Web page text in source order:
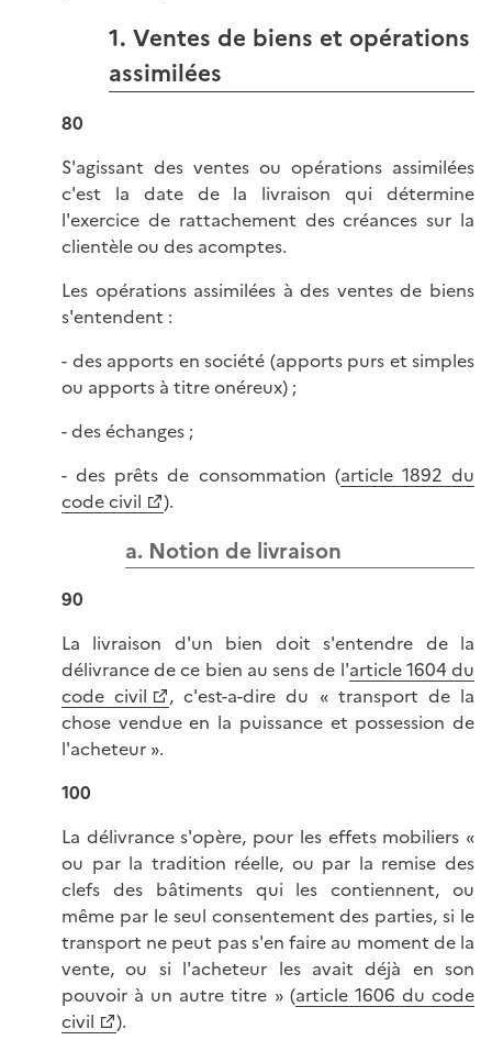
1. Ventes de biens et opérations
assimilées
80
S'agissant des ventes ou opérations assimilées
c'est la date de la livraison qui détermine
l'exercice de rattachement des créances sur la
clientèle ou des acomptes.
Les opérations assimilées à des ventes de biens
s'entendent :
- des apports en société (apports purs et simples
ou apports à titre onéreux) ;
- des échanges ;
- des prêts de consommation (article 1892 du
code civil
).
a. Notion de livraison
90
La livraison d'un bien doit s'entendre de la
délivrance de ce bien au sens de l'article 1604 du
code civil
, c'est-a-dire du « transport de la
chose vendue en la puissance et possession de
l'acheteur ».
100
La délivrance s'opère, pour les effets mobiliers «
ou par la tradition réelle, ou par la remise des
clefs des bâtiments qui les contiennent, ou
même par le seul consentement des parties, si le
transport ne peut pas s'en faire au moment de la
vente, ou si l'acheteur les avait déjà en son
pouvoir à un autre titre » (article 1606 du code
civil
).